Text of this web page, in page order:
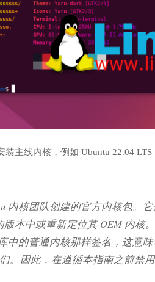
主线内核，例如 Ubuntu 22.04
内核团队创建的官方内核包。
本中或重新定位其 OEM 内核。
中的普通内核那样签名，这意
。因此，在遵循本指南之前禁用